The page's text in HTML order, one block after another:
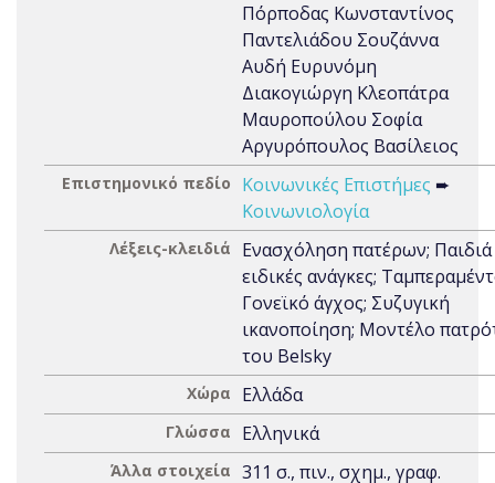
Πόρποδας Κωνσταντίνος
Παντελιάδου Σουζάννα
Αυδή Ευρυνόμη
Διακογιώργη Κλεοπάτρα
Μαυροπούλου Σοφία
Αργυρόπουλος Βασίλειος
Επιστημονικό πεδίο Κοινωνικές Επιστήμες ➨
Κοινωνιολογία
Λέξεις-κλειδιά
Ενασχόληση πατέρων;
ειδικές ανάγκες;
Γονεϊκό άγχος; Συζυγική
ικανοποίηση; Μοντέλο
του Belsky
Χώρα Ελλάδα
Γλώσσα Ελληνικά
Άλλα στοιχεία 311 σ., πιν., σχημ., γραφ.